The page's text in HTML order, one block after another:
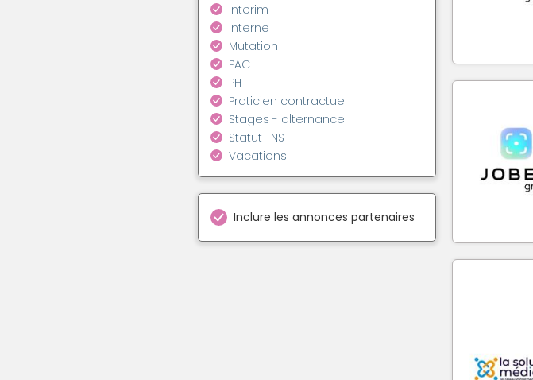
Interim
Interne
Mutation
PAC
PH
Praticien contractuel
Stages - alternance
Statut TNS
Vacations
Inclure les annonces partenaires